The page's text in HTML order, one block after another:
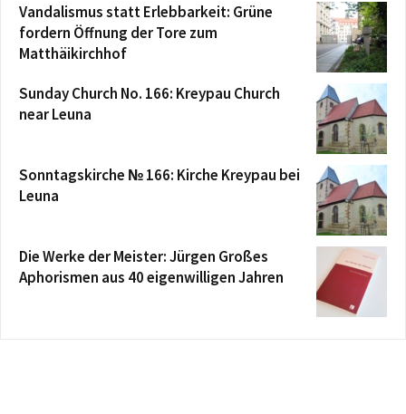
Vandalismus statt Erlebbarkeit: Grüne
fordern Öffnung der Tore zum
Matthäikirchhof
Sunday Church No. 166: Kreypau Church
near Leuna
Sonntagskirche № 166: Kirche Kreypau bei
Leuna
Die Werke der Meister: Jürgen Großes
Aphorismen aus 40 eigenwilligen Jahren